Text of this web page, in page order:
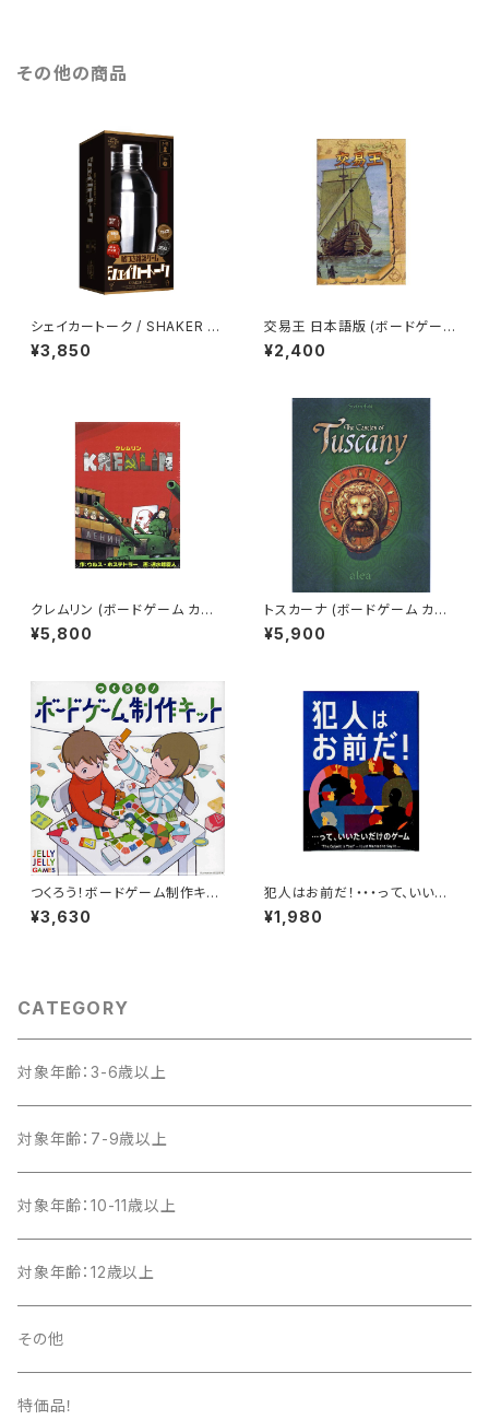
その他の商品
シェイカートーク / SHAKER T
ALK (ボードゲーム カードゲー
ム) 20歳以上 1分程度 2人以上
¥3,850
交易王 日本語版 (ボードゲーム
カードゲーム) 12歳以上 30分
程度 2-4人用
¥2,400
クレムリン (ボードゲーム カー
ドゲーム) 50歳以上 20-120分
程度 3-6人用
¥5,800
トスカーナ (ボードゲーム カー
ドゲーム) 10歳以上 45-60分
程度 2-4人用
¥5,900
つくろう！ボードゲーム制作キッ
ト (ボードゲーム カードゲーム)
6歳以上 5分以上 1人以上
¥3,630
犯人はお前だ！・・・って、いいた
いだけのゲーム (ボードゲーム
カードゲーム) 7歳以上 10分程
¥1,980
CATEGORY
対象年齢：3-6歳以上
対象年齢：7-9歳以上
対象年齢：10-11歳以上
対象年齢：12歳以上
その他
特価品！